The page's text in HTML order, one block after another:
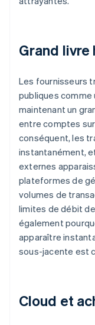
Grand livre
Les fournisseurs
publiques
maintenant un
entre comptes
conséquent, les
instantanément,
externes
plateformes de
volumes de
limites de débit
également
apparaître
sous-jacente est
Cloud et